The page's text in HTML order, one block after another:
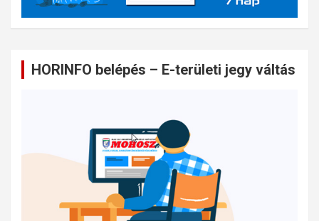
HORINFO belépés – E-területi jegy váltás